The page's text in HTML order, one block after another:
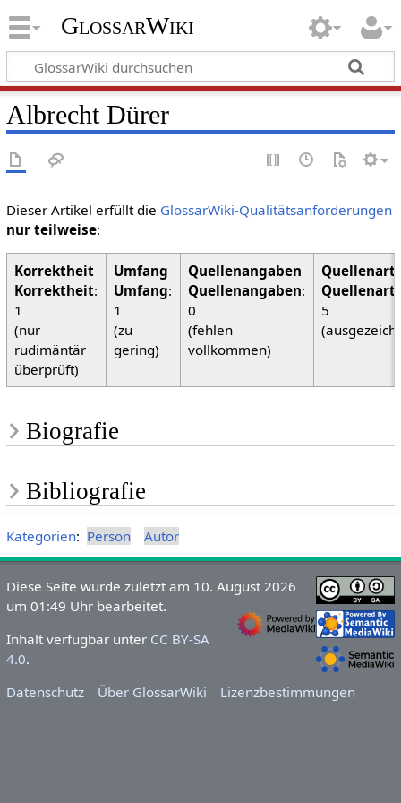
GlossarWiki
Albrecht Dürer
Dieser Artikel erfüllt die GlossarWiki-Qualitätsanforderungen
nur teilweise:
Korrektheit:
1
(nur
rudimäntär
überprüft)
Umfang:
1
(zu
gering)
Quellenangaben:
0
(fehlen
vollkommen)
5
Biografie
Bibliografie
Kategorien: Person Autor
Diese Seite wurde zuletzt am 10. August 2026
um 01:49 Uhr bearbeitet.
Inhalt verfügbar unter CC BY-SA
4.0.
Datenschutz
Über GlossarWiki Lizenzbestimmungen